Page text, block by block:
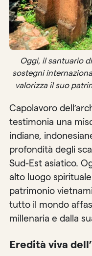
Oggi, il santuario
sostegni
valorizza il suo
Capolavoro
testimonia una
indiane,
profondità degli
Sud-Est asiatico.
alto luogo
patrimonio
tutto il mondo
millenaria e dalla
Eredità viva